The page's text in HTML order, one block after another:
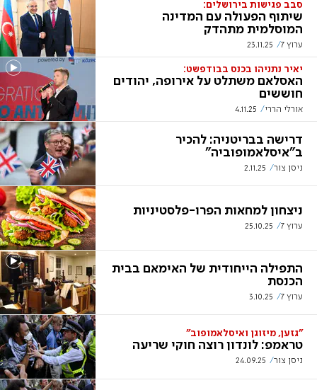
סבב פגישות בירושלים:
שיתוף הפעולה עם המדינה
המוסלמית מתהדק
ערוץ 7 23.11.25
יאיר נתניהו בכנס בבודפשט:
האסלאם משתלט על אירופה, יהודים
חוששים
אורלי הררי 4.11.25
דרישה בבריטניה: להכיר
ב"איסלאמופוביה"
ניסן צור 2.11.25
ניצחון למחאות הפרו-פלסטיניות
ערוץ 7 25.10.25
התפילה הייחודית של האימאם בבית
הכנסת
ערוץ 7 3.10.25
"גזען, מיזוגן ואיסלאמופוב"
טראמפ: לונדון רוצה חוקי שריעה
ניסן צור 24.09.25